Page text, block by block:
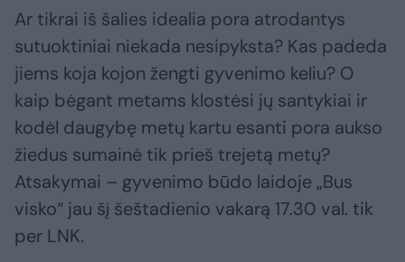
Ar tikrai iš šalies idealia pora atrodantys
sutuoktiniai niekada nesipyksta? Kas padeda
jiems koja kojon žengti gyvenimo keliu? O
kaip bėgant metams klostėsi jų santykiai ir
kodėl daugybę metų kartu esanti pora aukso
žiedus sumainė tik prieš trejetą metų?
Atsakymai – gyvenimo būdo laidoje „Bus
visko“ jau šį šeštadienio vakarą 17.30 val. tik
per LNK.